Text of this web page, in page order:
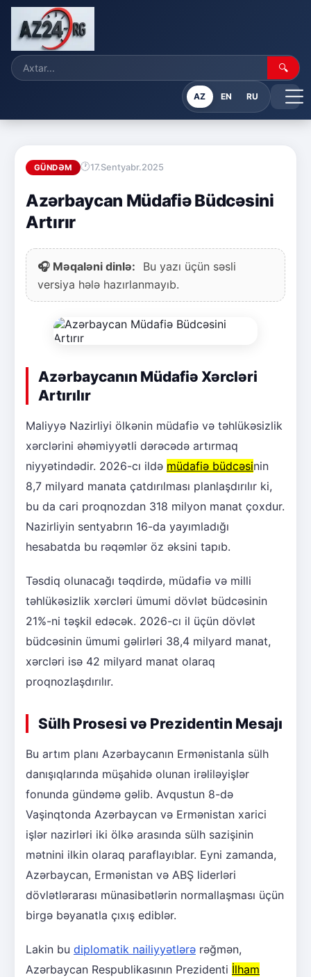
🔍
AZ EN RU
GÜNDƏM 17.Sentyabr.2025
Azərbaycan Müdafiə Büdcəsini
Artırır
🎧 Məqaləni dinlə:
Bu yazı üçün səsli
versiya hələ hazırlanmayıb.
Azərbaycanın Müdafiə Xərcləri
Artırılır
Maliyyə Nazirliyi ölkənin müdafiə və təhlükəsizlik
xərclərini əhəmiyyətli dərəcədə artırmaq
niyyətindədir. 2026-cı ildə müdafiə büdcəsinin
8,7 milyard manata çatdırılması planlaşdırılır ki,
bu da cari proqnozdan 318 milyon manat çoxdur.
Nazirliyin sentyabrın 16-da yayımladığı
hesabatda bu rəqəmlər öz əksini tapıb.
Təsdiq olunacağı təqdirdə, müdafiə və milli
təhlükəsizlik xərcləri ümumi dövlət büdcəsinin
21%-ni təşkil edəcək. 2026-cı il üçün dövlət
büdcəsinin ümumi gəlirləri 38,4 milyard manat,
xərcləri isə 42 milyard manat olaraq
proqnozlaşdırılır.
Sülh Prosesi və Prezidentin Mesajı
Bu artım planı Azərbaycanın Ermənistanla sülh
danışıqlarında müşahidə olunan irəliləyişlər
fonunda gündəmə gəlib. Avqustun 8-də
Vaşinqtonda Azərbaycan və Ermənistan xarici
işlər nazirləri iki ölkə arasında sülh sazişinin
mətnini ilkin olaraq paraflayıblar. Eyni zamanda,
Azərbaycan, Ermənistan və ABŞ liderləri
dövlətlərarası münasibətlərin normallaşması üçün
birgə bəyanatla çıxış ediblər.
Lakin bu diplomatik nailiyyətlərə rəğmən,
Azərbaycan Respublikasının Prezidenti İlham